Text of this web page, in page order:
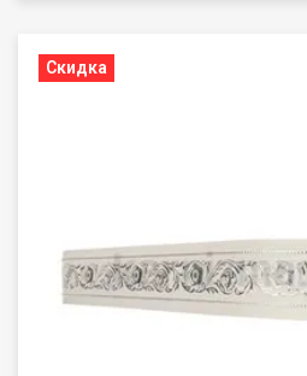
Скидка